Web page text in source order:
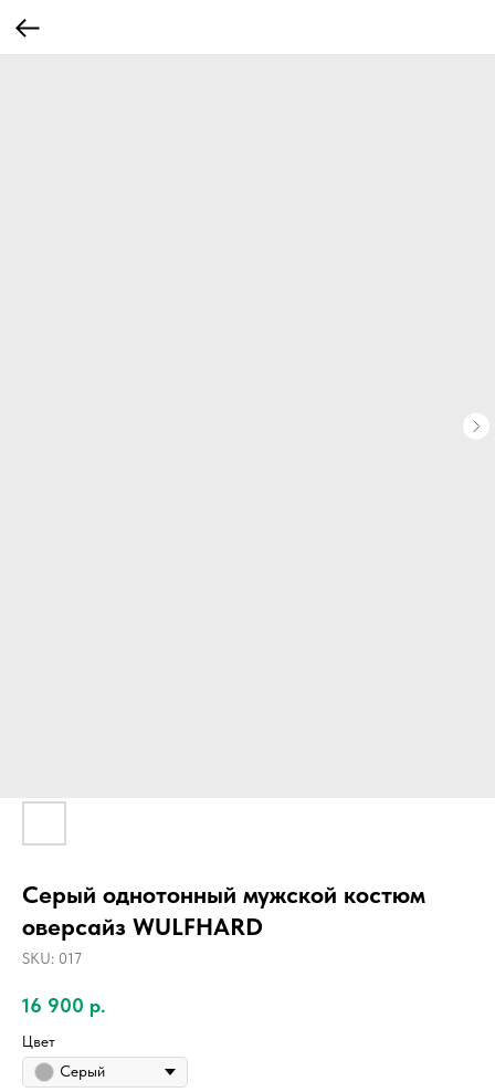
Серый однотонный мужской костюм
оверсайз WULFHARD
SKU: 017
16 900 р.
Цвет
Серый